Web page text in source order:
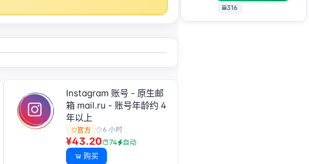
Instagram 账号 - 原生邮
箱 mail.ru - 账号年龄约 4
年以上
官方 6 小时
¥43.20 74 自动
购买
316